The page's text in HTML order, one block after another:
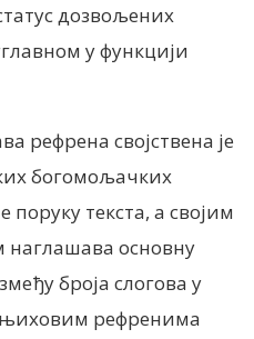
дозвољених
у функцији
рефрена својствена је
богомољачких
текста, а својим
наглашава основну
броја слогова у
рефренима